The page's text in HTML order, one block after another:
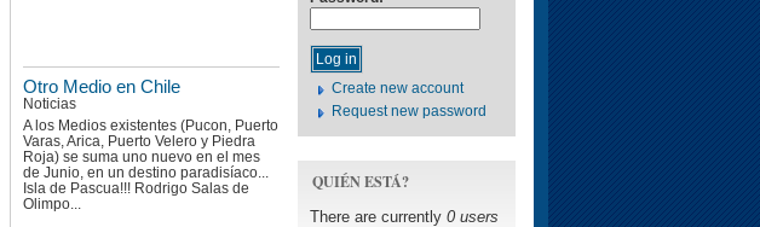
Otro Medio en Chile
Noticias
A los Medios existentes (Pucon, Puerto
Varas, Arica, Puerto Velero y Piedra
Roja) se suma uno nuevo en el mes
de Junio, en un destino paradisíaco...
Isla de Pascua!!! Rodrigo Salas de
Olimpo...
Create new account
Request new password
QUIÉN ESTÁ?
There are currently 0 users